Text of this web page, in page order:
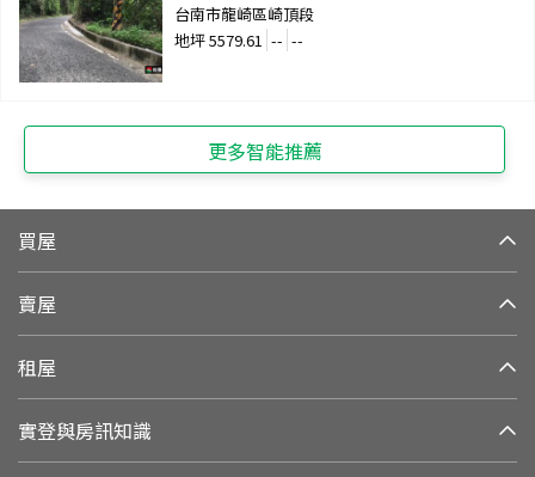
台南市龍崎區崎頂段
地坪5579.61 -- --
更多智能推薦
買屋
賣屋
租屋
實登與房訊知識